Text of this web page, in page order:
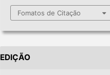
Fomatos de Citação
EDIÇÃO